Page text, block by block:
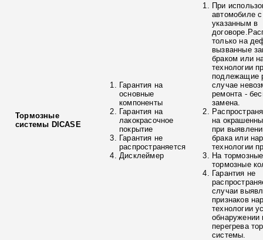
Тормозные
системы DICASE
Гарантия на
основные
компоненты
Гарантия на
лакокрасочное
покрытие
Гарантия не
распространяется
Дисклеймер
При
автомобиле
указанным в
только на
вызванные
браком или
технологии
подлежащие
случае
ремонта -
замена.
на
при
брака или
технологии
На
тормозные
Гарантия не
случаи
признаков
технологии
обнаружении
перегрева
системы.